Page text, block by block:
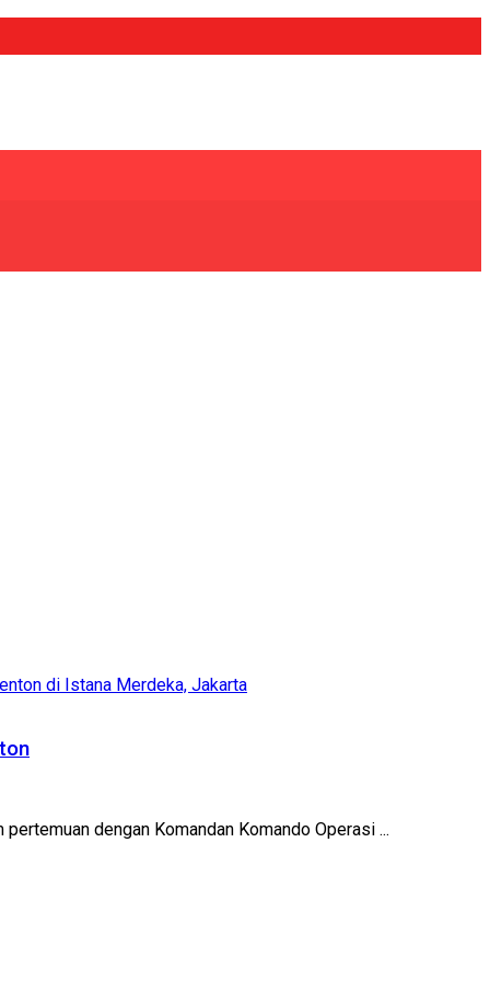
dengan Komandan Komando Operasi ...